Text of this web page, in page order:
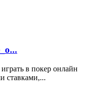
в покер онлайн
ставками,...